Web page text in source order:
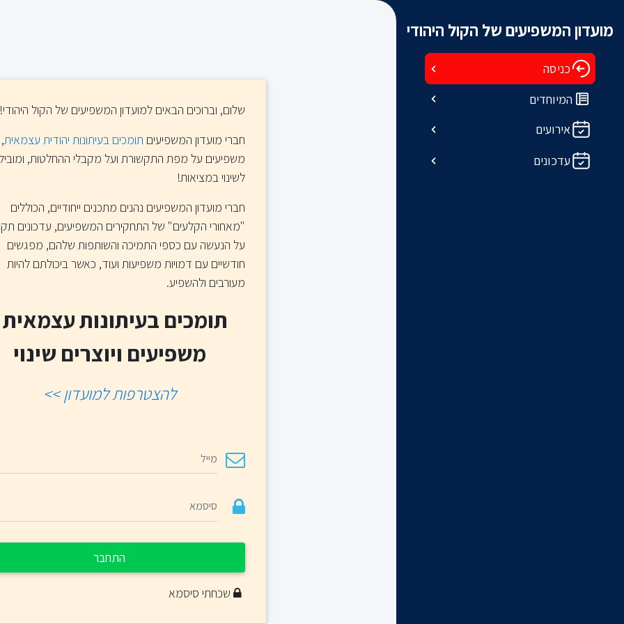
מועדון המשפיעים של הקול היהודי
כניסה
המיוחדים
אירועים
עדכונים
שלום, וברוכים הבאים למועדון המשפיעים של הקול היהודי!
חברי מועדון המשפיעים תומכים בעיתונות יהודית עצמאית
משפיעים על מפת התקשורת ועל מקבלי ההחלטות,
לשינוי במציאות!
חברי מועדון המשפיעים נהנים מתכנים ייחודיים, הכוללים
"מאחורי הקלעים" של התחקירים המשפיעים, עדכונים
על הנעשה עם כספי התמיכה והשותפות שלהם, מפגשים
חודשיים עם דמויות משפיעות ועוד, כאשר ביכולתם להיות
מעורבים ולהשפיע.
תומכים בעיתונות
משפיעים ויוצרים שינוי
להצטרפות למועדון >>
התחבר
שכחתי סיסמא